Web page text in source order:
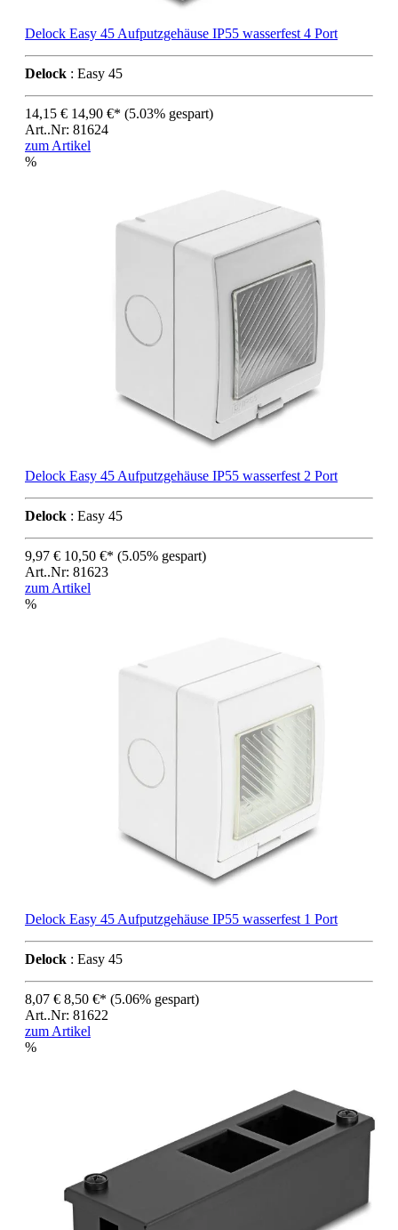
Delock Easy 45 Aufputzgehäuse IP55 wasserfest 4 Port
Delock : Easy 45
14,15 € 14,90 €* (5.03% gespart)
Art..Nr: 81624
zum Artikel
%
Delock Easy 45 Aufputzgehäuse IP55 wasserfest 2 Port
Delock : Easy 45
9,97 € 10,50 €* (5.05% gespart)
Art..Nr: 81623
zum Artikel
%
Delock Easy 45 Aufputzgehäuse IP55 wasserfest 1 Port
Delock : Easy 45
8,07 € 8,50 €* (5.06% gespart)
Art..Nr: 81622
zum Artikel
%